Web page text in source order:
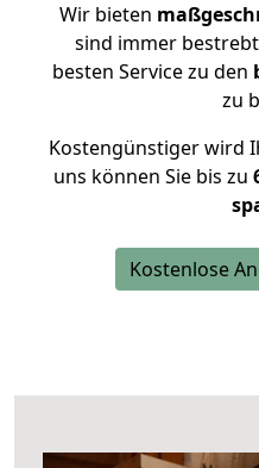
Wir bieten
sind immer
besten Service zu den
zu
Kostengünstiger wird
uns können Sie bis zu
Kostenlose